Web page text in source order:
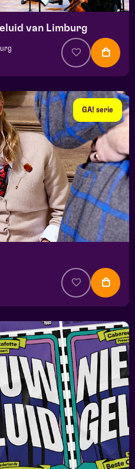
van Limburg
GA! serie